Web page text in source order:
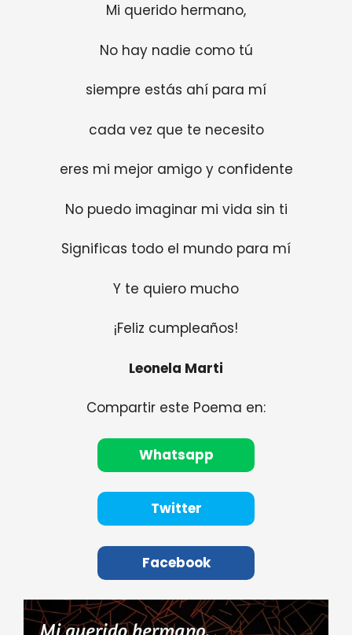
Mi querido hermano,
No hay nadie como tú
siempre estás ahí para mí
cada vez que te necesito
eres mi mejor amigo y confidente
No puedo imaginar mi vida sin ti
Significas todo el mundo para mí
Y te quiero mucho
¡Feliz cumpleaños!
Leonela Marti
Compartir este Poema en:
Whatsapp
Twitter
Facebook